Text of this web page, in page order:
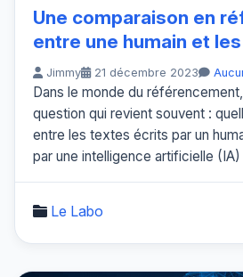
Une comparaison en
entre une humain et
Jimmy 21 décembre 2023
Dans le monde du
question qui revient souvent :
entre les textes écrits par un
par une intelligence artificielle (IA)
Le Labo